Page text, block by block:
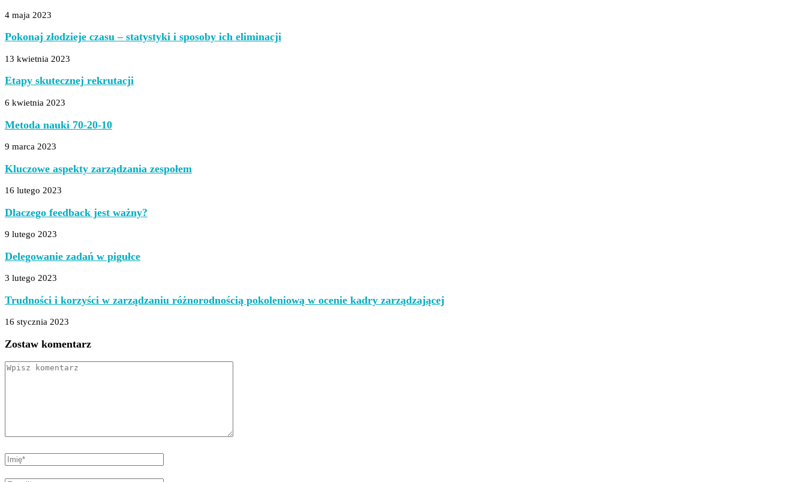
4 maja 2023
Pokonaj złodzieje czasu – statystyki i sposoby ich eliminacji
13 kwietnia 2023
Etapy skutecznej rekrutacji
6 kwietnia 2023
Metoda nauki 70-20-10
9 marca 2023
Kluczowe aspekty zarządzania zespołem
16 lutego 2023
Dlaczego feedback jest ważny?
9 lutego 2023
Delegowanie zadań w pigułce
3 lutego 2023
Trudności i korzyści w zarządzaniu różnorodnością pokoleniową w ocenie kadry zarządzającej
16 stycznia 2023
Zostaw komentarz